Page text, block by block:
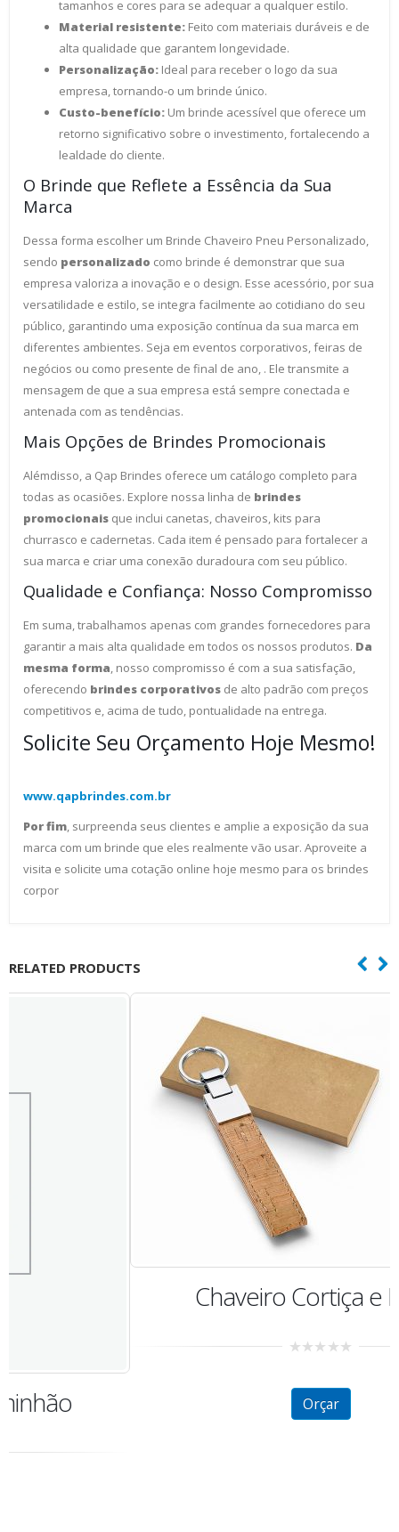
tamanhos e cores para se adequar a qualquer estilo.
Material resistente: Feito com materiais duráveis e de
alta qualidade que garantem longevidade.
Personalização: Ideal para receber o logo da sua
empresa, tornando-o um brinde único.
Custo-benefício: Um brinde acessível que oferece um
retorno significativo sobre o investimento, fortalecendo a
lealdade do cliente.
O Brinde que Reflete a Essência da Sua
Marca
Dessa forma escolher um Brinde Chaveiro Pneu Personalizado,
sendo personalizado como brinde é demonstrar que sua
empresa valoriza a inovação e o design. Esse acessório, por sua
versatilidade e estilo, se integra facilmente ao cotidiano do seu
público, garantindo uma exposição contínua da sua marca em
diferentes ambientes. Seja em eventos corporativos, feiras de
negócios ou como presente de final de ano, . Ele transmite a
mensagem de que a sua empresa está sempre conectada e
antenada com as tendências.
Mais Opções de Brindes Promocionais
Alémdisso, a Qap Brindes oferece um catálogo completo para
todas as ocasiões. Explore nossa linha de brindes
promocionais que inclui canetas, chaveiros, kits para
churrasco e cadernetas. Cada item é pensado para fortalecer a
sua marca e criar uma conexão duradoura com seu público.
Qualidade e Confiança: Nosso Compromisso
Em suma, trabalhamos apenas com grandes fornecedores para
garantir a mais alta qualidade em todos os nossos produtos. Da
mesma forma , nosso compromisso é com a sua satisfação,
oferecendo brindes corporativos de alto padrão com preços
competitivos e, acima de tudo, pontualidade na entrega.
Solicite Seu Orçamento Hoje Mesmo!
www.qapbrindes.com.br
Por fim , surpreenda seus clientes e amplie a exposição da sua
marca com um brinde que eles realmente vão usar. Aproveite a
visita e solicite uma cotação online hoje mesmo para os brindes
corpor
RELATED PRODUCTS
Chaveiro Cortiça e Metal